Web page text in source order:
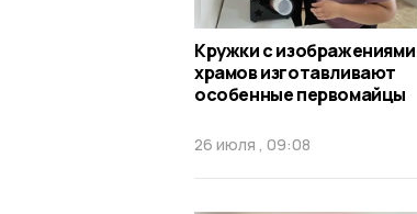
Кружки с изображениями
храмов изготавливают
особенные первомайцы
26 июля , 09:08